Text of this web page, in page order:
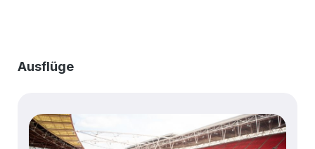
Produktgalerie überspringen
Ausflüge